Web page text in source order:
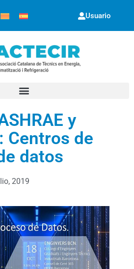
Usuario
y
Centros de
datos
2019